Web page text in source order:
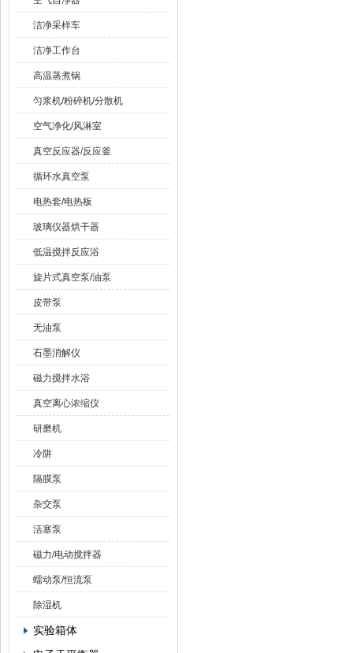
洁净采样车
洁净工作台
高温蒸煮锅
匀浆机/粉碎机/分散机
空气净化/风淋室
真空反应器/反应釜
循环水真空泵
电热套/电热板
玻璃仪器烘干器
低温搅拌反应浴
旋片式真空泵/油泵
皮带泵
无油泵
石墨消解仪
磁力搅拌水浴
真空离心浓缩仪
研磨机
冷阱
隔膜泵
杂交泵
活塞泵
磁力/电动搅拌器
蠕动泵/恒流泵
除湿机
实验箱体